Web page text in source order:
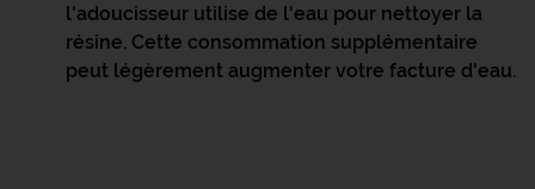
l'adoucisseur utilise de l'eau pour nettoyer la
résine. Cette consommation supplémentaire
peut légèrement augmenter votre facture d'eau.